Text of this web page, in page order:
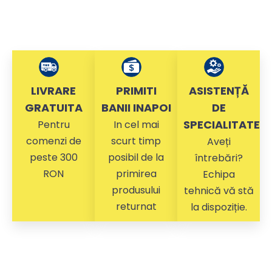
LIVRARE
GRATUITA
Pentru
comenzi de
peste 300
RON
PRIMITI
BANII INAPOI
In cel mai
scurt timp
posibil de la
primirea
produsului
returnat
ASISTENȚĂ
DE
SPECIALITATE
Aveți
întrebări?
Echipa
tehnică vă stă
la dispoziție.